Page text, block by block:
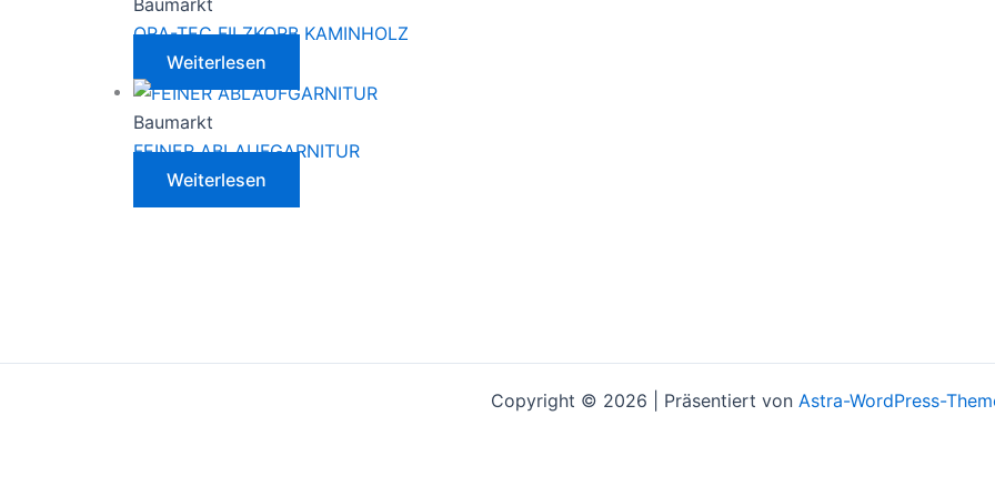
Baumarkt
ORA-TEC FILZKORB KAMINHOLZ
Weiterlesen
Baumarkt
FEINER ABLAUFGARNITUR
Weiterlesen
Copyright © 2026 | Präsentiert von Astra-WordPress-